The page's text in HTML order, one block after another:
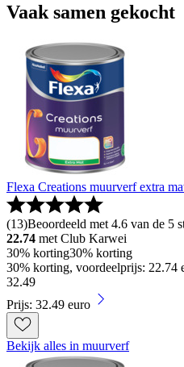
Vaak samen gekocht
Flexa Creations muurverf extra
(13)Beoordeeld met 4.6 van de 5
22.74 met Club Karwei
30% korting30% korting
30% korting, voordeelprijs: 22.74
32.49
Prijs: 32.49 euro
Bekijk alles in muurverf